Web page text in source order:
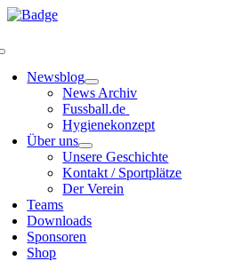
Zum
Newsblog
News Archiv
Fussball.de
Hygienekonzept
Über uns
Unsere Geschichte
Kontakt / Sportplätze
Der Verein
Teams
Downloads
Sponsoren
Shop